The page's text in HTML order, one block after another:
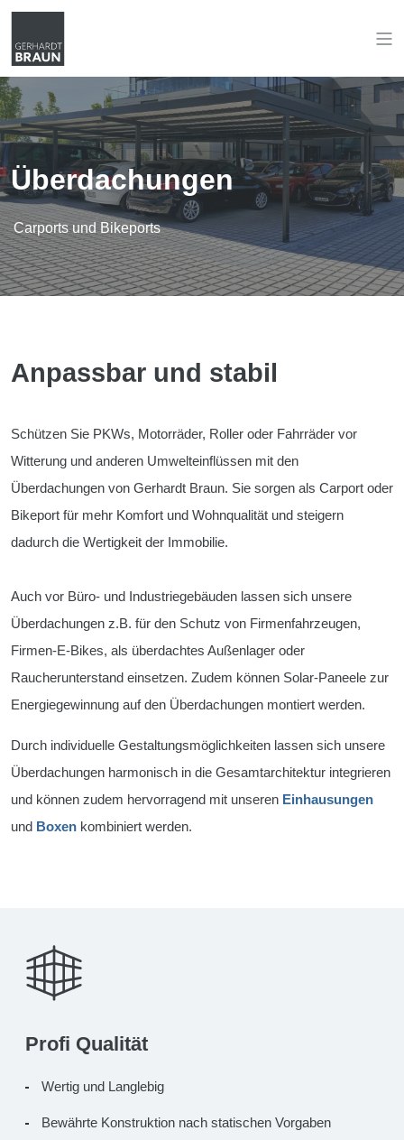
Überdachungen
Carports und Bikeports
Anpassbar und stabil
Schützen Sie PKWs, Motorräder, Roller oder Fahrräder vor
Witterung und anderen Umwelteinflüssen mit den
Überdachungen von Gerhardt Braun. Sie sorgen als Carport oder
Bikeport für mehr Komfort und Wohnqualität und steigern
dadurch die Wertigkeit der Immobilie.
Auch vor Büro- und Industriegebäuden lassen sich unsere
Überdachungen z.B. für den Schutz von Firmenfahrzeugen,
Firmen-E-Bikes, als überdachtes Außenlager oder
Raucherunterstand einsetzen. Zudem können Solar-Paneele zur
Energiegewinnung auf den Überdachungen montiert werden.
Durch individuelle Gestaltungsmöglichkeiten lassen sich unsere
Überdachungen harmonisch in die Gesamtarchitektur integrieren
und können zudem hervorragend mit unseren Einhausungen
und Boxen kombiniert werden.
Profi Qualität
Wertig und Langlebig
Bewährte Konstruktion nach statischen Vorgaben